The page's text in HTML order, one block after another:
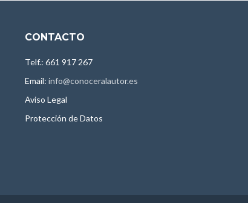
CONTACTO
Telf.: 661 917 267
Email: info@conoceralautor.es
Aviso Legal
Protección de Datos